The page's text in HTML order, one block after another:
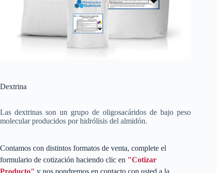
Dextrina
Las dextrinas son un grupo de oligosacáridos de bajo peso
molecular producidos por hidrólisis del almidón.
Contamos con distintos formatos de venta, complete el
formulario de cotización haciendo clic en "Cotizar
Producto" y nos pondremos en contacto con usted a la